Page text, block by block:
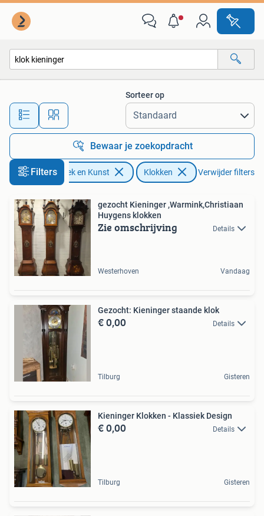
Alle afstanden…
Sorteer op
Bewaar je zoekopdracht
FiltersAntiek en Kunst Klokken Verwijder filters
gezocht Kieninger ,Warmink,Christiaan
Huygens klokken
Zie omschrijving Details
Westerhoven Vandaag
Gezocht: Kieninger staande klok
€ 0,00 Details
Tilburg Gisteren
Kieninger Klokken - Klassiek Design
€ 0,00 Details
Tilburg Gisteren